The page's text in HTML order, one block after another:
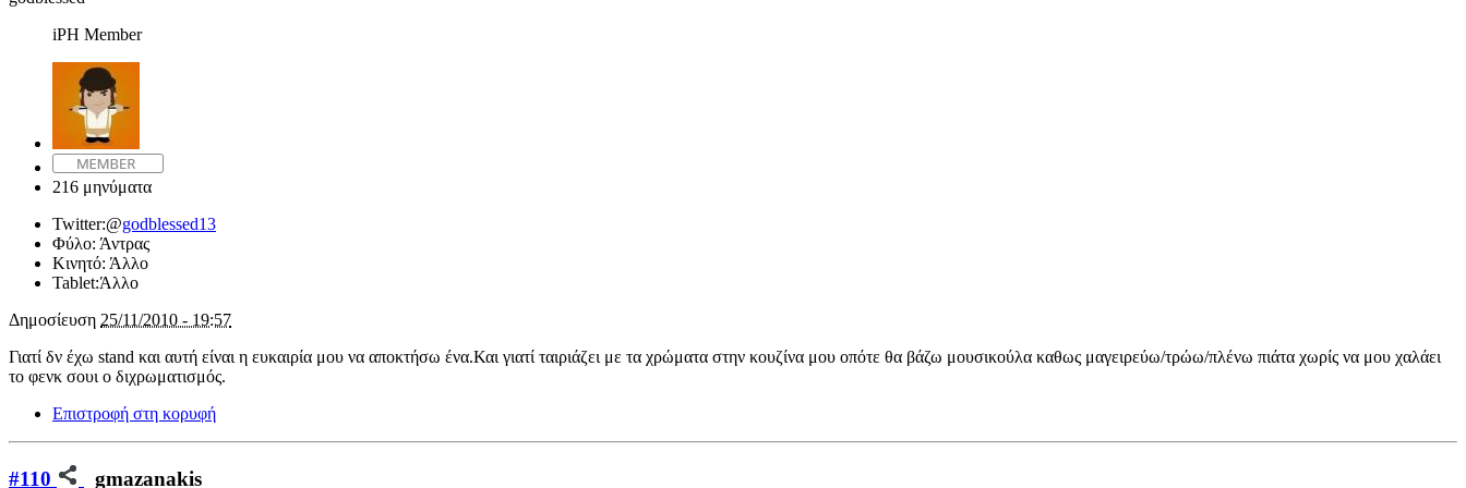
iPH Member
216 μηνύματα
Twitter:@godblessed13
Φύλο: Άντρας
Κινητό: Άλλο
Tablet:Άλλο
Δημοσίευση 25/11/2010 - 19:57
Γιατί δν έχω stand και αυτή είναι η ευκαιρία μου να αποκτήσω ένα.Και γιατί ταιριάζει με τα χρώματα στην κουζίνα μου οπότε θα βάζω μουσικούλα καθως μαγειρεύω/τρώω/πλένω πιάτα χωρίς να μου χαλάει
το φενκ σουι ο διχρωματισμός.
Επιστροφή στη κορυφή
#110 gmazanakis